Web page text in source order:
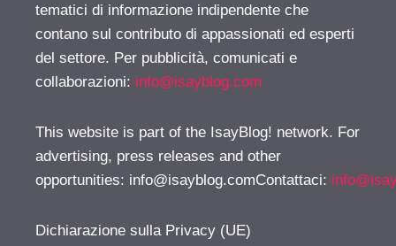
tematici di informazione indipendente che
contano sul contributo di appassionati ed esperti
del settore. Per pubblicità, comunicati e
collaborazioni: info@isayblog.com
This website is part of the IsayBlog! network. For
advertising, press releases and other
opportunities: info@isayblog.comContattaci:
Dichiarazione sulla Privacy (UE)